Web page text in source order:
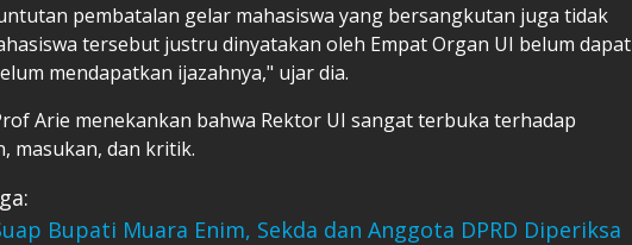
pembatalan gelar mahasiswa yang bersangkutan juga tidak
tersebut justru dinyatakan oleh Empat Organ UI belum dapat
mendapatkan ijazahnya," ujar dia.
Arie menekankan bahwa Rektor UI sangat terbuka terhadap
masukan, dan kritik.
Bupati Muara Enim, Sekda dan Anggota DPRD Diperiksa